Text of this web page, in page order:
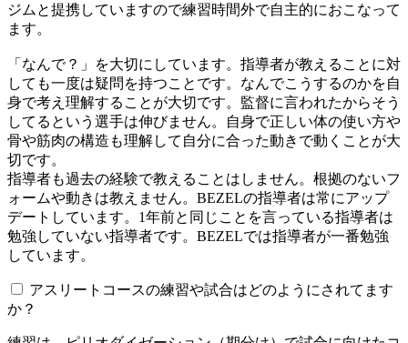
ジムと提携していますので練習時間外で自主的におこなって
ます。
「なんで？」を大切にしています。指導者が教えることに対
しても一度は疑問を持つことです。なんでこうするのかを自
身で考え理解することが大切です。監督に言われたからそう
してるという選手は伸びません。自身で正しい体の使い方や
骨や筋肉の構造も理解して自分に合った動きで動くことが大
切です。
指導者も過去の経験で教えることはしません。根拠のないフ
ォームや動きは教えません。BEZELの指導者は常にアップ
デートしています。1年前と同じことを言っている指導者は
勉強していない指導者です。BEZELでは指導者が一番勉強
しています。
アスリートコースの練習や試合はどのようにされてます
か？